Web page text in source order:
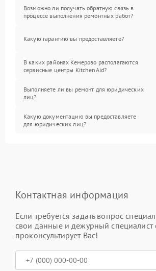
Возможно ли получать обратную связь в
процессе выполнения ремонтных работ?
Какую гарантию вы предоставляете?
В каких районах Кемерово располагаются
сервисные центры KitchenAid?
Выполняете ли вы ремонт для юридических
лиц?
Какую документацию вы предоставляете
для юридических лиц?
Контактная информация
Если требуется задать вопрос
свои данные и дежурный специалист
проконсультирует Вас!